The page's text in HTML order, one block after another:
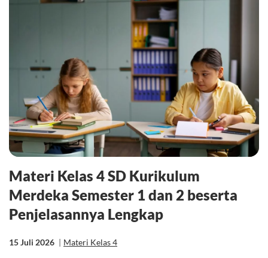
Materi Kelas 4 SD Kurikulum
Merdeka Semester 1 dan 2 beserta
Penjelasannya Lengkap
15 Juli 2026 | Materi Kelas 4